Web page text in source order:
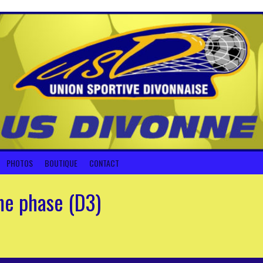
PHOTOS BOUTIQUE CONTACT
phase (D3)